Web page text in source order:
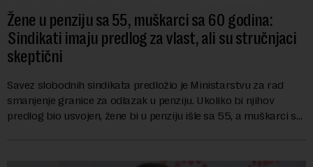
Žene u penziju sa 55, muškarci sa 60 godina:
Sindikati imaju predlog za vlast, ali su stručnjaci
skeptični
Savez slobodnih sindikata predložio je Ministarstvu za rad
smanjenje granice za odlazak u penziju. Ukoliko bi njihov
predlog bio usvojen, žene bi u penziju išle sa 55, a muškarci sa